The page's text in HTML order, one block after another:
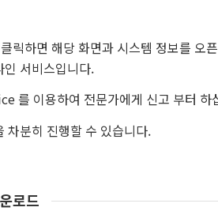
릭하면 해당 화면과 시스템 정보를 오
서비스입니다.
를 이용하여 전문가에게 신고 부터 하
차분히 진행할 수 있습니다.
로드